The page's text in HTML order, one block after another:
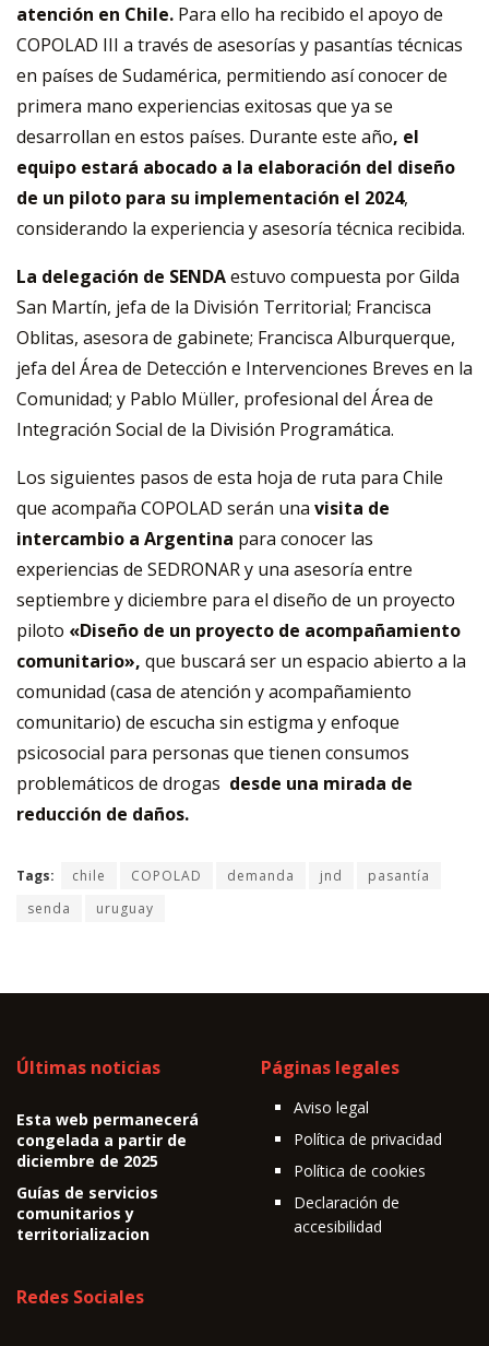
atención en Chile. Para ello ha recibido el apoyo de
COPOLAD III a través de asesorías y pasantías técnicas
en países de Sudamérica, permitiendo así conocer de
primera mano experiencias exitosas que ya se
desarrollan en estos países. Durante este año, el
equipo estará abocado a la elaboración del diseño
de un piloto para su implementación el 2024,
considerando la experiencia y asesoría técnica recibida.
La delegación de SENDAestuvo compuesta por Gilda
San Martín, jefa de la División Territorial; Francisca
Oblitas, asesora de gabinete; Francisca Alburquerque,
jefa del Área de Detección e Intervenciones Breves en la
Comunidad; y Pablo Müller, profesional del Área de
Integración Social de la División Programática.
Los siguientes pasos de esta hoja de ruta para Chile
que acompaña COPOLAD serán una visita de
intercambio a Argentina para conocer las
experiencias de SEDRONAR y una asesoría entre
septiembre y diciembre para el diseño de un proyecto
piloto «Diseño de un proyecto de acompañamiento
comunitario», que buscará ser un espacio abierto a la
comunidad (casa de atención y acompañamiento
comunitario) de escucha sin estigma y enfoque
psicosocial para personas que tienen consumos
problemáticos de drogas desde una mirada de
reducción de daños.
Tags: chile COPOLAD demanda jnd
pasantía
senda
uruguay
Últimas noticias
Esta web permanecerá
congelada a partir de
diciembre de 2025
Guías de servicios
comunitarios y
territorializacion
Páginas legales
Aviso legal
Política de privacidad
Política de cookies
Declaración de
accesibilidad
Redes Sociales